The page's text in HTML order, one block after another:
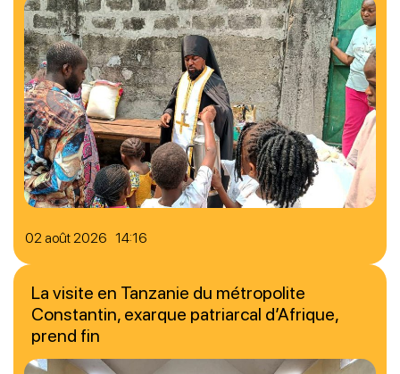
02 août 2026 14:16
La visite en Tanzanie du métropolite
Constantin, exarque patriarcal d’Afrique,
prend fin